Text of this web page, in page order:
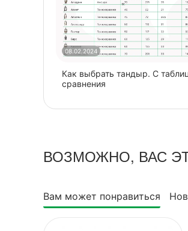
08.02.2024
Как выбрать тандыр. С
сравнения
ВОЗМОЖНО, ВАС
Вам может понравиться